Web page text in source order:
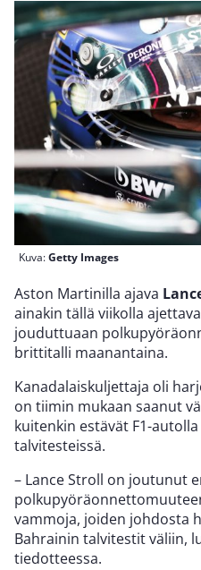
Kuva:Getty Images
Aston Martinilla ajava
ainakin tällä viikolla
jouduttuaan
brittitalli maanantaina.
Kanadalaiskuljettaja oli
on tiimin mukaan saanut
kuitenkin estävät F1-
talvitesteissä.
– Lance Stroll on joutunut
vammoja, joiden johdosta
Bahrainin talvitestit väliin,
tiedotteessa.